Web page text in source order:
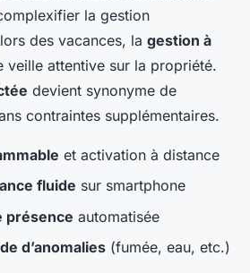
la gestion
des vacances, la gestion à
veille attentive sur la propriété.
devient synonyme de
contraintes supplémentaires.
et activation à distance
fluide sur smartphone
présence automatisée
d’anomalies (fumée, eau, etc.)